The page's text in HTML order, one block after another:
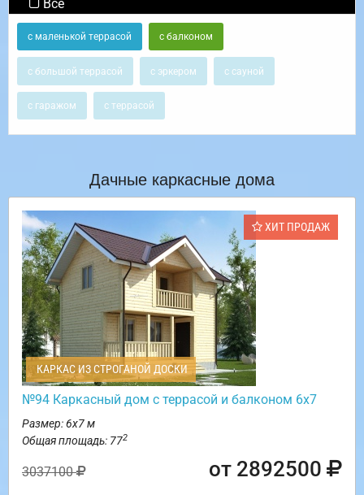
Все
с маленькой террасой с балконом
с большой террасой с эркером с сауной
с гаражом с террасой
Дачные каркасные дома
ХИТ ПРОДАЖ
КАРКАС ИЗ СТРОГАНОЙ ДОСКИ
№94 Каркасный дом с террасой и балконом 6х7
Размер: 6х7 м
Общая площадь: 772
3037100 от 2892500